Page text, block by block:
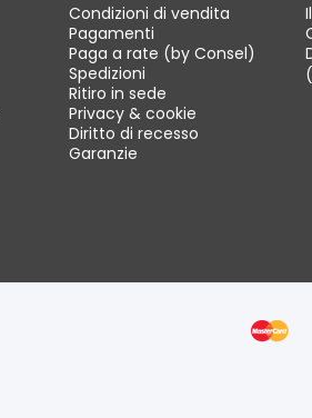
Condizioni di vendita
Pagamenti
Paga a rate (by Consel)
Spedizioni
Ritiro in sede
Privacy & cookie
Diritto di recesso
Garanzie